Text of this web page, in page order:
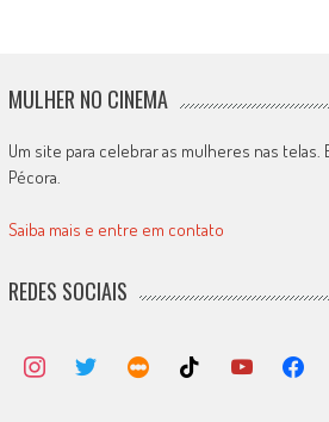
MULHER NO CINEMA
Um site para celebrar as mulheres nas telas.
Pécora.
Saiba mais e entre em contato
REDES SOCIAIS